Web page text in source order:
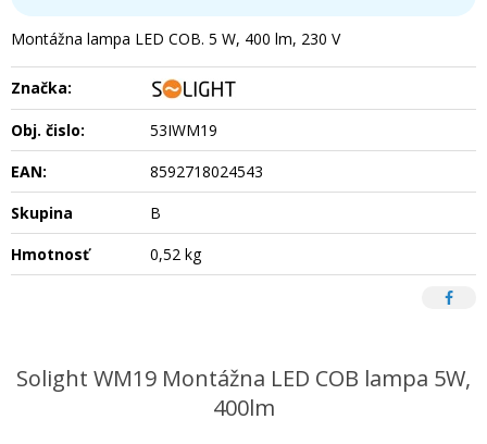
Montážna lampa LED COB. 5 W, 400 lm, 230 V
Značka:
Obj. čislo:
53IWM19
EAN:
8592718024543
Skupina
B
Hmotnosť
0,52 kg
Solight WM19 Montážna LED COB lampa 5W,
400lm